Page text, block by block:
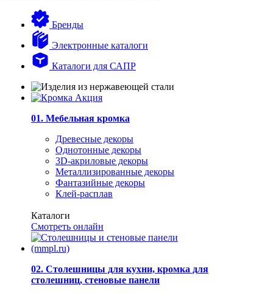
Бренды
Электронные каталоги
Каталоги для САПР
01. Мебельная кромка
Древесные декоры
Однотонные декоры
3D-акриловые декоры
Металлизированные декоры
Фантазийные декоры
Клей-расплав
Каталоги
Смотреть онлайн
02. Столешницы для кухни, кромка для
столешниц, стеновые панели